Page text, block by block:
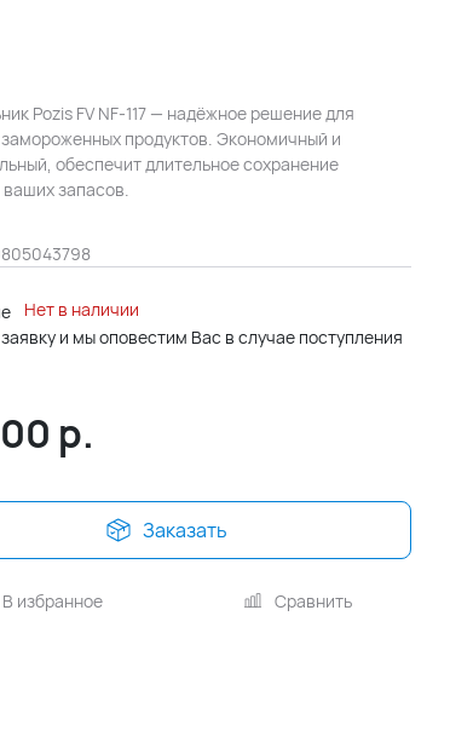
Pozis FV NF-117 — надёжное решение для
продуктов. Экономичный и
обеспечит длительное сохранение
запасов.
Нет в наличии
и мы оповестим Вас в случае поступления
р.
Заказать
В избранное Сравнить